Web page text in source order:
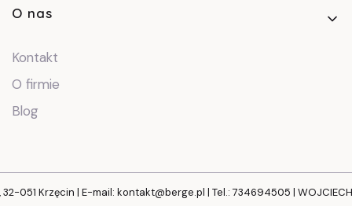
O nas
Kontakt
O firmie
Blog
051 Krzęcin | E-mail: kontakt@berge.pl | Tel.: 734694505 | WOJCIECH